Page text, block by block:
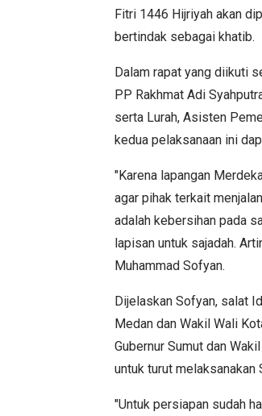
Fitri 1446 Hijriyah akan
bertindak sebagai khatib.
Dalam rapat yang diikuti
PP Rakhmat Adi
serta Lurah, Asisten
kedua pelaksanaan ini
"Karena lapangan
agar pihak terkait
adalah kebersihan pada
lapisan untuk sajadah.
Muhammad Sofyan.
Dijelaskan Sofyan, salat
Medan dan Wakil Wali
Gubernur Sumut dan
untuk turut
"Untuk persiapan sudah